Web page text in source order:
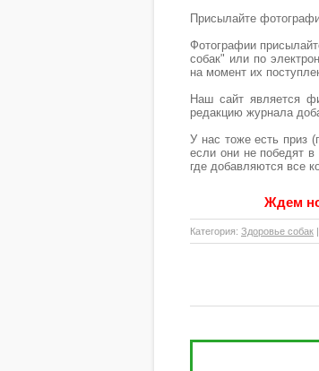
Присылайте
Фотографии
собак" или по
на момент их
Наш сайт является
редакцию журнала
У нас тоже есть приз
если они не победят в
где добавляются все
Ждем
Категория: Здоровье собак |